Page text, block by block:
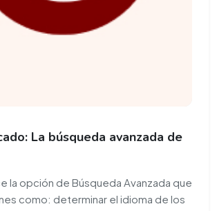
La búsqueda avanzada de
la opción de Búsqueda Avanzada que
como: determinar el idioma de los